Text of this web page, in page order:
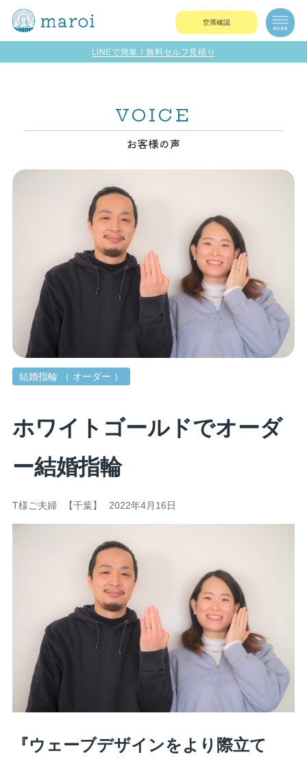
空席確認
LINEで簡単！無料セルフ見積り
VOICE
お客様の声
結婚指輪 （ オーダー ）
ホワイトゴールドでオーダ
ー結婚指輪
T様ご夫婦 【千葉】 2022年4月16日
『ウェーブデザインをより際立て